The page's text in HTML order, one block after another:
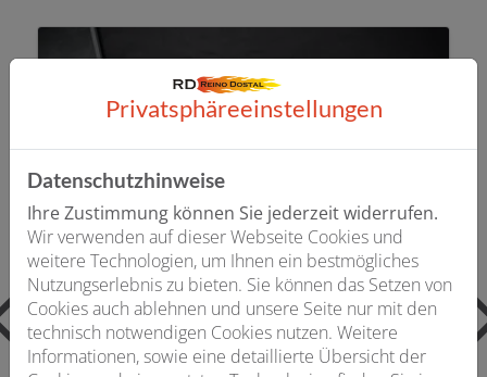
Privatsphäre­einstellungen
Datenschutzhinweise
Ihre Zustimmung können Sie jederzeit widerrufen.
Wir verwenden auf dieser Webseite Cookies und
weitere Technologien, um Ihnen ein bestmögliches
Nutzungserlebnis zu bieten. Sie können das Setzen von
Cookies auch ablehnen und unsere Seite nur mit den
technisch notwendigen Cookies nutzen. Weitere
Informationen, sowie eine detaillierte Übersicht der